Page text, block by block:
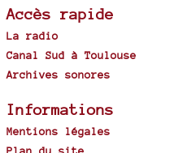
Accès rapide
La radio
Canal Sud à Toulouse
Archives sonores
Informations
Mentions légales
Plan du site